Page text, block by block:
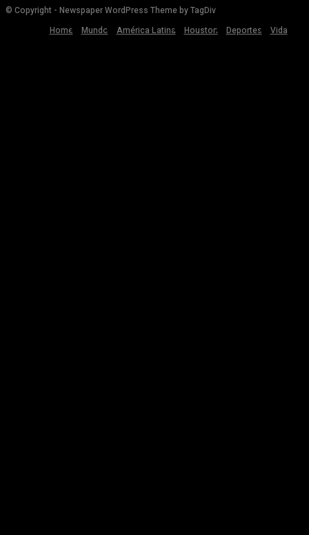
© Copyright - Newspaper WordPress Theme by TagDiv
Home
Mundo América Latina Houston Deportes Vida